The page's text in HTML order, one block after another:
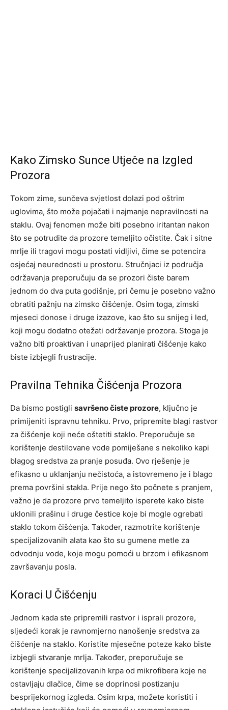
Kako Zimsko Sunce Utječe na Izgled
Prozora
Tokom zime, sunčeva svjetlost dolazi pod oštrim
uglovima, što može pojačati i najmanje nepravilnosti na
staklu. Ovaj fenomen može biti posebno iritantan nakon
što se potrudite da prozore temeljito očistite. Čak i sitne
mrlje ili tragovi mogu postati vidljivi, čime se potencira
osjećaj neurednosti u prostoru. Stručnjaci iz područja
održavanja preporučuju da se prozori čiste barem
jednom do dva puta godišnje, pri čemu je posebno važno
obratiti pažnju na zimsko čišćenje. Osim toga, zimski
mjeseci donose i druge izazove, kao što su snijeg i led,
koji mogu dodatno otežati održavanje prozora. Stoga je
važno biti proaktivan i unaprijed planirati čišćenje kako
biste izbjegli frustracije.
Pravilna Tehnika Čišćenja Prozora
Da bismo postigli savršeno čiste prozore, ključno je
primijeniti ispravnu tehniku. Prvo, pripremite blagi rastvor
za čišćenje koji neće oštetiti staklo. Preporučuje se
korištenje destilovane vode pomiješane s nekoliko kapi
blagog sredstva za pranje posuđa. Ovo rješenje je
efikasno u uklanjanju nečistoća, a istovremeno je i blago
prema površini stakla. Prije nego što počnete s pranjem,
važno je da prozore prvo temeljito isperete kako biste
uklonili prašinu i druge čestice koje bi mogle ogrebati
staklo tokom čišćenja. Također, razmotrite korištenje
specijalizovanih alata kao što su gumene metle za
odvodnju vode, koje mogu pomoći u brzom i efikasnom
završavanju posla.
Koraci U Čišćenju
Jednom kada ste pripremili rastvor i isprali prozore,
sljedeći korak je ravnomjerno nanošenje sredstva za
čišćenje na staklo. Koristite mjesečne poteze kako biste
izbjegli stvaranje mrlja. Također, preporučuje se
korištenje specijalizovanih krpa od mikrofibera koje ne
ostavljaju dlačice, čime se doprinosi postizanju
besprijekornog izgleda. Osim krpa, možete koristiti i